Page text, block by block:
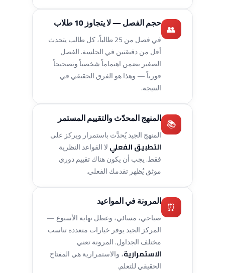
👥 حجم الفصل — لا يتجاوز 10 طلاب
في فصل من 25 طالباً، كل طالب يتحدث
أقل من دقيقتين في الجلسة. الفصل
الصغير يضمن اهتماماً شخصياً وتصحيحاً
فورياً — وهذا هو الفرق الحقيقي في
النتيجة.
📚 المنهج المحدّث والتقييم المستمر
المنهج الجيد يُحدَّث باستمرار ويركز على
التطبيق الفعليلا القواعد النظرية
فقط. يجب أن يكون هناك تقييم دوري
موثق يُظهر تقدمك الفعلي.
⏰ المرونة في المواعيد
صباحي، مسائي، وعطل نهاية الأسبوع —
المركز الجيد يوفر خيارات متعددة تناسب
مختلف الجداول. المرونة تعني
الاستمرارية، والاستمرارية هي المفتاح
الحقيقي للتعلم.